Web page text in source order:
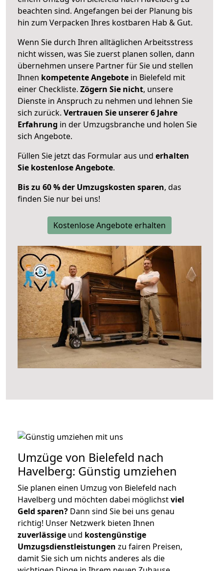
beachten sind. Angefangen bei der Planung bis
hin zum Verpacken Ihres kostbaren Hab & Gut.
Wenn Sie durch Ihren alltäglichen Arbeitsstress
nicht wissen, was Sie zuerst planen sollen, dann
übernehmen unsere Partner für Sie und stellen
Ihnen kompetente Angebote in Bielefeld mit
einer Checkliste. Zögern Sie nicht, unsere
Dienste in Anspruch zu nehmen und lehnen Sie
sich zurück. Vertrauen Sie unserer 6 Jahre
Erfahrung in der Umzugsbranche und holen Sie
sich Angebote.
Füllen Sie jetzt das Formular aus und erhalten
Sie kostenlose Angebote.
Bis zu 60 % der Umzugskosten sparen, das
finden Sie nur bei uns!
Kostenlose Angebote erhalten
Umzüge von Bielefeld nach
Havelberg: Günstig umziehen
Sie planen einen Umzug von Bielefeld nach
Havelberg und möchten dabei möglichstviel
Geld sparen? Dann sind Sie bei uns genau
richtig! Unser Netzwerk bieten Ihnen
zuverlässige und kostengünstige
Umzugsdienstleistungen zu fairen Preisen,
damit Sie sich um nichts anderes als die